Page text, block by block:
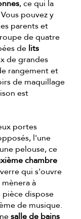
, ce qui la
pouvez y
parents et
de quatre
de lits
de grandes
rangement et
de maquillage
est
portes
l'une
pelouse, ce
chambre
qui s'ouvre
à
pièce dispose
de musique.
salle de bains